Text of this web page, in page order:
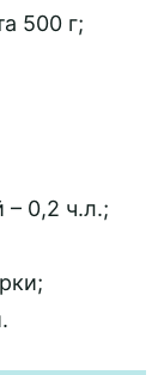
500 г;
– 0,2 ч.л.;